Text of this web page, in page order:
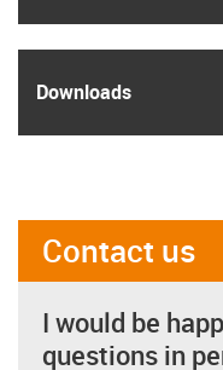
Downloads
Contact us
I would be
questions in